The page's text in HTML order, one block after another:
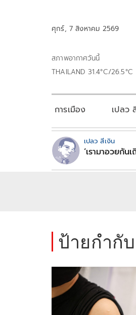
ศุกร์, 7 สิงหาคม 2569
สภาพอากาศวันนี้
THAILAND 31.4°C/26.5°C
การเมือง เปลว
เปลว สีเงิน
‘เรามาอวยกันเ
ป้ายกำกับ